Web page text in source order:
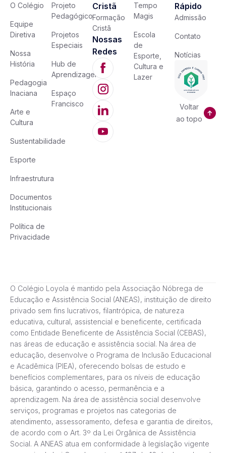
O Colégio
Equipe
Diretiva
Nossa
História
Pedagogia
Inaciana
Arte e
Cultura
Sustentabilidade
Esporte
Infraestrutura
Documentos
Institucionais
Política de
Privacidade
Projeto
Pedagógico
Projetos
Especiais
Hub de
Aprendizagem
Espaço
Francisco
Cristã
Formação
Cristã
Nossas
Redes
Tempo
Magis
Escola
de
Esporte,
Cultura e
Lazer
Rápido
Admissão
Contato
Notícias
Voltar
ao topo
O Colégio Loyola é mantido pela Associação Nóbrega de
Educação e Assistência Social (ANEAS), instituição de direito
privado sem fins lucrativos, filantrópica, de natureza
educativa, cultural, assistencial e beneficente, certificada
como Entidade Beneficente de Assistência Social (CEBAS),
nas áreas de educação e assistência social. Na área de
educação, desenvolve o Programa de Inclusão Educacional
e Acadêmica (PIEA), oferecendo bolsas de estudo e
benefícios complementares, para os níveis de educação
básica, garantindo o acesso, permanência e a
aprendizagem. Na área de assistência social desenvolve
serviços, programas e projetos nas categorias de
atendimento, assessoramento, defesa e garantia de direitos,
de acordo com o Art. 3º da Lei Orgânica de Assistência
Social. A ANEAS atua em conformidade à legislação vigente